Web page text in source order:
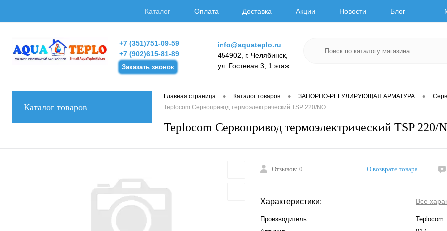
Каталог Оплата Доставка Акции Новости Блог
+7 (351)751-09-59
+7 (902)615-81-89
Заказать звонок
info@aquateplo.ru
454902, г. Челябинск,
ул. Гостевая 3, 1 этаж
Каталог товаров
Главная страница • Каталог товаров • ЗАПОРНО-РЕГУЛИРУЮЩАЯ АРМАТУРА •
Teplocom Сервопривод термоэлектрический TSP 220/NO
Teplocom Сервопривод термоэлектрический TSP 220/
Отзывов: 0 О возврате товара
Характеристики: Все
Производитель
Teplocom